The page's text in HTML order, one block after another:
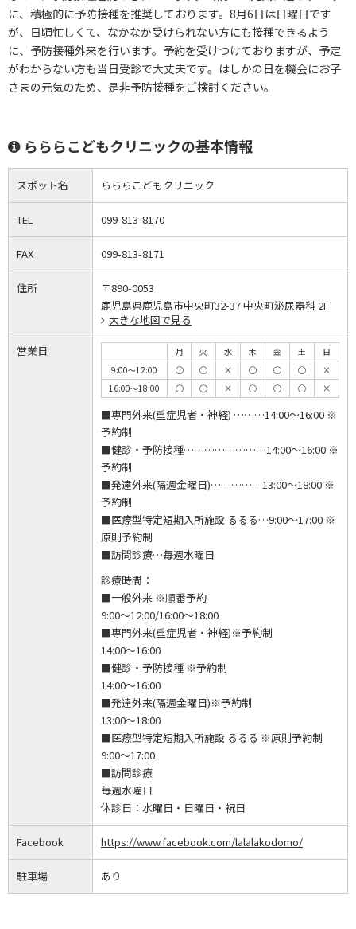
に、積極的に予防接種を推奨しております。8月6日は日曜日です
が、日頃忙しくて、なかなか受けられない方にも接種できるよう
に、予防接種外来を行います。予約を受けつけておりますが、予定
がわからない方も当日受診で大丈夫です。はしかの日を機会にお子
さまの元気のため、是非予防接種をご検討ください。
らららこどもクリニックの基本情報
スポット名 らららこどもクリニック
TEL 099-813-8170
FAX 099-813-8171
住所
〒890-0053
鹿児島県鹿児島市中央町32-37 中央町泌尿器科 2F
大きな地図で見る
営業日 月 火 水 木 金 土
日
9:00～12:00
◯ ◯ × ◯ ◯ ◯
×
16:00～18:00
◯ ◯ × ◯ ◯ ◯ ×
■専門外来(重症児者・神経) ………14:00～16:00 ※
予約制
■健診・予防接種……………………14:00～16:00 ※
予約制
■発達外来(隔週金曜日)……………13:00～18:00 ※
予約制
■医療型特定短期入所施設 るるる…9:00～17:00 ※
原則予約制
■訪問診療…毎週水曜日
診療時間：
■一般外来 ※順番予約
9:00～12:00/16:00～18:00
■専門外来(重症児者・神経)※予約制
14:00～16:00
■健診・予防接種 ※予約制
14:00～16:00
■発達外来(隔週金曜日)※予約制
13:00～18:00
■医療型特定短期入所施設 るるる ※原則予約制
9:00～17:00
■訪問診療
毎週水曜日
休診日： 水曜日・日曜日・祝日
Facebook https://www.facebook.com/lalalakodomo/
駐車場 あり